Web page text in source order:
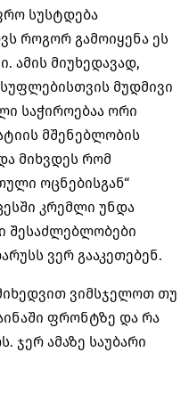
სუსტდება
როგორ გამოიყენა ეს
ამის მიუხედავად,
მუდმივი
საჭიროებაა ორი
მშენებლობის
მიხვდეს რომ
ოცნებისგან“
კრემლი უნდა
შესაძლებლობები
ვერ გააკეთებენ.
ვიმსჯელოთ თუ
ფრონტზე და რა
ჯერ ამაზე საუბარი